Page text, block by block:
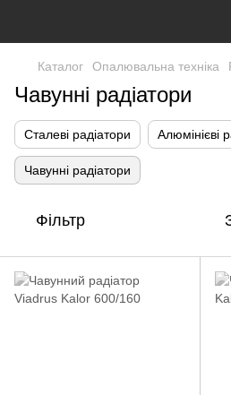
Каталог Опалювальна техніка
Чавунні радіатори
Сталеві радіатори Алюмінієві
Чавунні радіатори
Фільтр